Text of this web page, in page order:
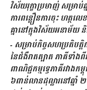
វិស័យរុក្ខាប្រមាញ់ សម្រា
ការពន្លឿនការចុះ ហត្ថ
គ្នានៅក្នុងវិស័យអនាម័យ
- សម្រាប់កិច្ចសហប្រតិបត្តិក
នៃជំងឺរាតត្បាត ភាគីទាំ
ពាណិជ្ជកម្មទ្វេភាគីរវា
៦ពាន់លានដុល្លារនៅឆ្ន